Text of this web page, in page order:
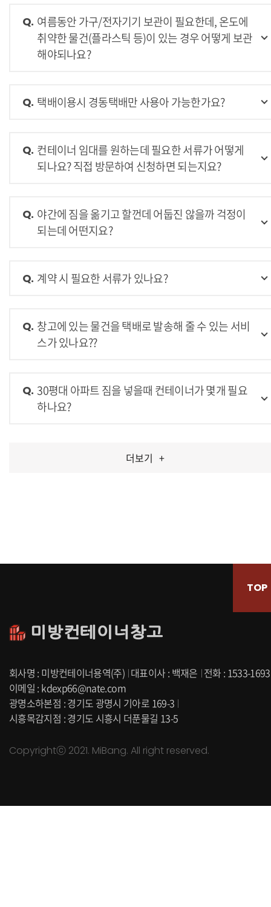
Q. 여름동안 가구/전자기기 보관이 필요한데, 온도에
취약한 물건(플라스틱 등)이 있는 경우 어떻게 보관
해야되나요?
Q. 택배이용시 경동택배만 사용아 가능한가요?
Q. 컨테이너 임대를 원하는데 필요한 서류가 어떻게
되나요? 직접 방문하여 신청하면 되는지요?
Q. 야간에 짐을 옮기고 할껀데 어둡진 않을까 걱정이
되는데 어떤지요?
Q. 계약 시 필요한 서류가 있나요?
Q. 창고에 있는 물건을 택배로 발송해 줄 수 있는 서비
스가 있나요??
Q. 30평대 아파트 짐을 넣을때 컨테이너가 몇개 필요
하나요?
더보기 +
TOP
회사명 : 미방컨테이너용역(주) 대표이사 : 백재은 전화 : 1533-1693
이메일 : kdexp66@nate.com
광명소하본점 : 경기도 광명시 기아로 169-3
시흥목감지점 : 경기도 시흥시 더푼물길 13-5
Copyrightⓒ 2021. MiBang. All right reserved.